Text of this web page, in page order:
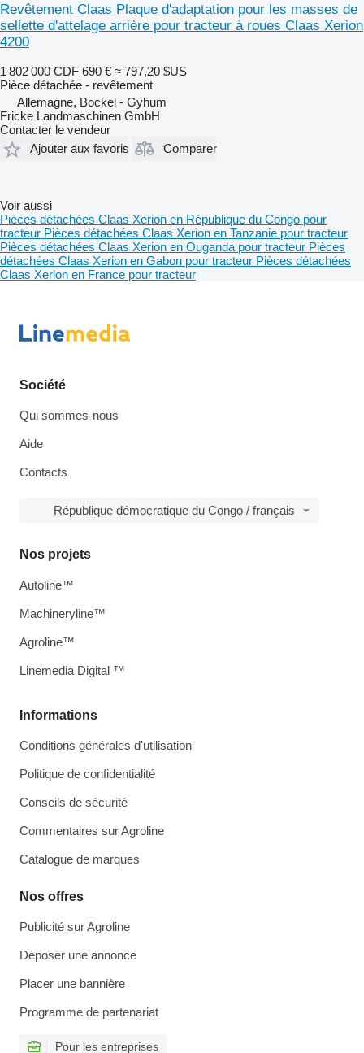
Revêtement Claas Plaque d'adaptation pour les masses de
sellette d'attelage arrière pour tracteur à roues Claas Xerion
4200
1 802 000 CDF 690 € ≈ 797,20 $US
Pièce détachée - revêtement
Allemagne, Bockel - Gyhum
Fricke Landmaschinen GmbH
Contacter le vendeur
Ajouter aux favoris
Comparer
Voir aussi
Pièces détachées Claas Xerion en République du Congo pour
tracteur Pièces détachées Claas Xerion en Tanzanie pour tracteur
Pièces détachées Claas Xerion en Ouganda pour tracteur Pièces
détachées Claas Xerion en Gabon pour tracteur Pièces détachées
Claas Xerion en France pour tracteur
Société
Qui sommes-nous
Aide
Contacts
République démocratique du Congo / français
Informations
Conditions générales d'utilisation
Politique de confidentialité
Conseils de sécurité
Commentaires sur Agroline
Catalogue de marques
Nos offres
Publicité sur Agroline
Déposer une annonce
Placer une bannière
Programme de partenariat
Pour les entreprises
Nos projets
Autoline™
Machineryline™
Agroline™
Linemedia Digital ™